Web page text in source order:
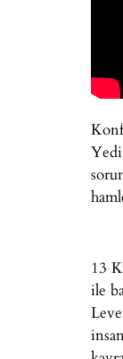
13
ile